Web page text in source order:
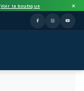
Voir la boutique